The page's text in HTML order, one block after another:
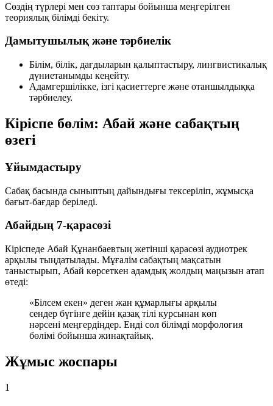
Сөздің түрлері мен сөз таптары бойынша меңгерілген
теориялық білімді бекіту.
Дамытушылық және тәрбиелік
Білім, білік, дағдыларын қалыптастыру, лингвистикалық
дүниетанымды кеңейту.
Адамгершілікке, ізгі қасиеттерге және отаншылдыққа
тәрбиелеу.
Кіріспе бөлім: Абай және сабақтың
өзегі
Ұйымдастыру
Сабақ басында сыныптың дайындығы тексеріліп, жұмысқа
бағыт-бағдар беріледі.
Абайдың 7-қарасөзі
Кіріспеде Абай Құнанбаевтың жетінші қарасөзі аудиотрек
арқылы тыңдатылады. Мұғалім сабақтың мақсатын
таныстырып, Абай көрсеткен адамдық жолдың маңызын атап
өтеді:
«Білсем екен» деген жан құмарлығы арқылы
сендер бүгінге дейін қазақ тілі курсынан көп
нәрсені меңгердіңдер. Енді сол білімді морфология
бөлімі бойынша жинақтайық.
Жұмыс жоспары
1